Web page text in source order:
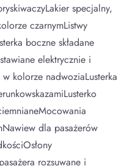
specjalny,
czarnymListwy
boczne składane
elektrycznie i
kolorze nadwoziaLusterka
dla pasażerów
rozsuwane i